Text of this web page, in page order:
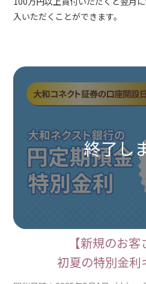
入いただくことができます。
【新規のお客
初夏の特別金利